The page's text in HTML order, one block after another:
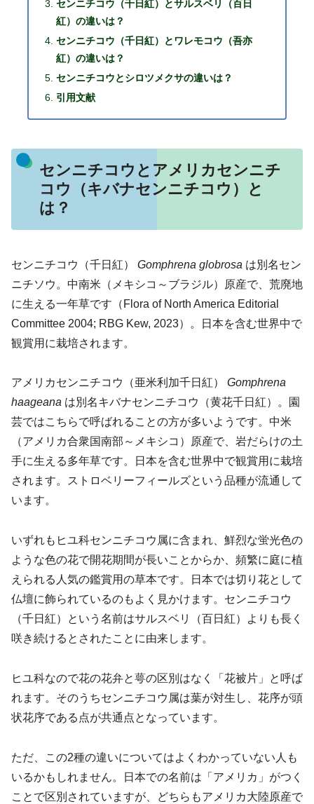
センニチコウ（千日紅）とサルスベリ（百日
紅）の違いは？
センニチコウ（千日紅）とワレモコウ（吾亦
紅）の違いは？
センニチコウとシロツメクサの違いは？
引用文献
センニチコウとアメリカセンニチ
コウ（キバナセンニチコウ）と
は？
センニチコウ（千日紅） Gomphrena globrosa は別名セン
ニチソウ。中南米（メキシコ～ブラジル）原産で、荒廃地
に生える一年草です（Flora of North America Editorial
Committee 2004; RBG Kew, 2023）。日本を含む世界中で
観賞用に栽培されます。
アメリカセンニチコウ（亜米利加千日紅） Gomphrena
haageana は別名キバナセンニチコウ（黄花千日紅）。園
芸ではこちらで呼ばれることの方が多いようです。中米
（アメリカ合衆国南部～メキシコ）原産で、岩だらけの土
手に生える多年草です。日本を含む世界中で観賞用に栽培
されます。ストロベリーフィールズという品種が流通して
います。
いずれもヒユ科センニチコウ属に含まれ、鮮烈な蛍光色の
ような色の花で開花期間が長いことからか、頻繁に庭に植
えられる人気の鑑賞用の草本です。日本では切り花として
仏壇に飾られているのもよく見かけます。センニチコウ
（千日紅）という名前はサルスベリ（百日紅）よりも長く
咲き続けるとされたことに由来します。
ヒユ科なので花の花弁と萼の区別はなく「花被片」と呼ば
れます。そのうちセンニチコウ属は葉が対生し、花序が頭
状花序である点が共通点となっています。
ただ、この2種の違いについてはよくわかっていない人も
いるかもしれません。日本での名前は「アメリカ」がつく
ことで区別されていますが、どちらもアメリカ大陸原産で